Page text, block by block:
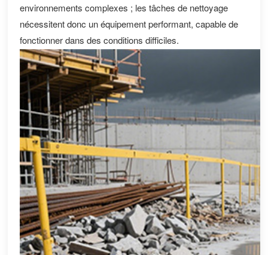
environnements complexes ; les tâches de nettoyage
nécessitent donc un équipement performant, capable de
fonctionner dans des conditions difficiles.